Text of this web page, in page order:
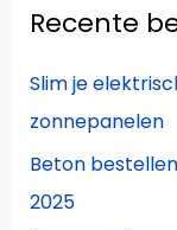
n
:
Recente
Slim je
zonnepanelen
Beton
2025